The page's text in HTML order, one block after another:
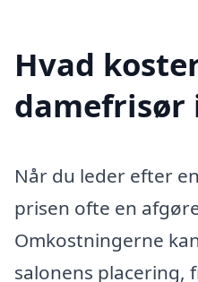
Hvad
damefrisør
Når du leder efter
prisen ofte en
Omkostningerne
salonens placering,